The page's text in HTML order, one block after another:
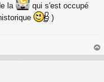
la
qui s'est occupé
)
au